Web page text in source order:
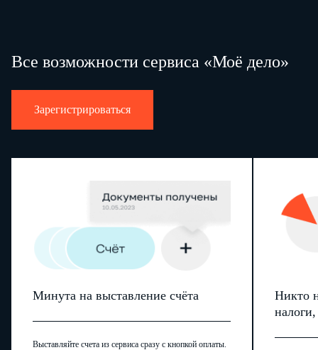
Все возможности сервиса «Моё дело»
Зарегистрироваться
Минута на выставление счёта
Выставляйте счета из сервиса сразу с кнопкой оплаты.
Никто